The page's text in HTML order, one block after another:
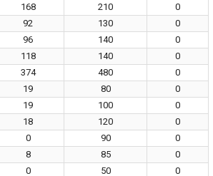
168 210
0
92 130
0
96 140
0
118 140
0
374 480
0
19 80
0
19 100
0
18 120
0
0 90
0
8 85
0
0 50 0